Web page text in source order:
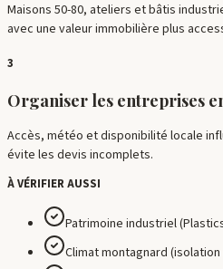
Maisons 50-80, ateliers et bâtis
avec une valeur immobilière plus
3
Organiser les entreprises
Accès, météo et disponibilité locale
évite les devis incomplets.
À VÉRIFIER AUSSI
Patrimoine industriel
Climat montagnard